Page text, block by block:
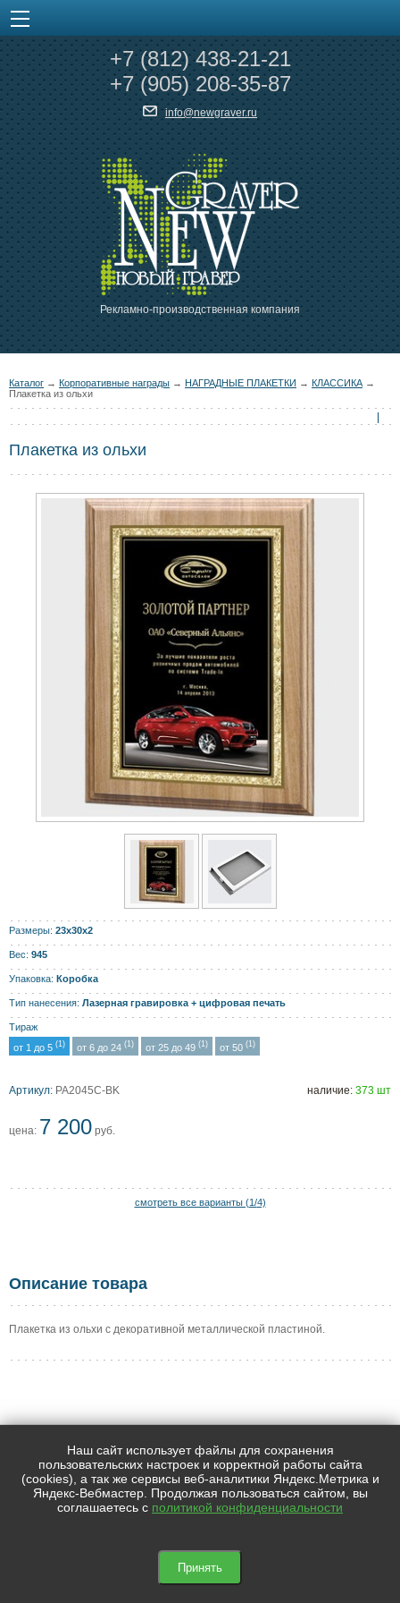
+7(812)438-21-21
+7(905)208-35-87
info@newgraver.ru
Рекламно-производственная компания
Каталог → Корпоративные награды → НАГРАДНЫЕ ПЛАКЕТКИ → КЛАССИКА →
Плакетка из ольхи
Плакетка из ольхи
Размеры: 23x30x2
Вес: 945
Упаковка: Коробка
Тип нанесения: Лазерная гравировка + цифровая печать
Тираж
от 1 до 5 (1) от 6 до 24 (1) от 25 до 49 (1) от 50 (1)
Aртикул: PA2045C-BK наличие: 373 шт
цена: 7 200 руб.
смотреть все варианты (1/4)
Описание товара
Плакетка из ольхи с декоративной металлической пластиной.
197348, г.Санкт-Петербург,
Коломяжский пр-т ,д.18
+7 (812) 438-21-21
+7 (905) 208-35-87
info@newgraver.ru
Наш сайт использует файлы для сохранения
пользовательских настроек и корректной работы сайта
(cookies), а так же сервисы веб-аналитики Яндекс.Метрика и
Яндекс-Вебмастер. Продолжая пользоваться сайтом, вы
соглашаетесь с политикой конфиденциальности
Принять